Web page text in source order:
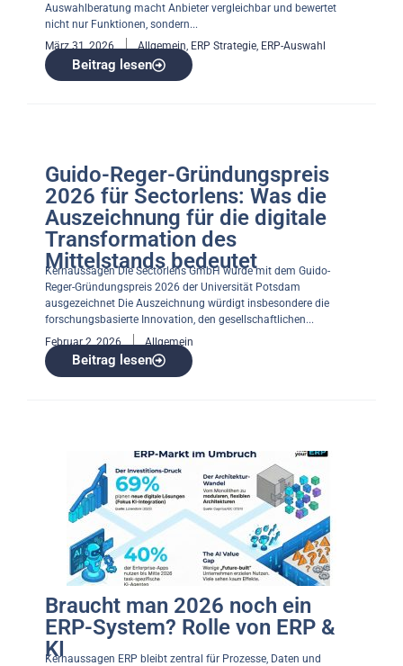
Auswahlberatung macht Anbieter vergleichbar und bewertet
nicht nur Funktionen, sondern...
März 31, 2026
Allgemein, ERP Strategie, ERP-Auswahl
Beitrag lesen
Guido-Reger-Gründungspreis
2026 für Sectorlens: Was die
Auszeichnung für die digitale
Transformation des
Mittelstands bedeutet
Kernaussagen Die Sectorlens GmbH wurde mit dem Guido-
Reger-Gründungspreis 2026 der Universität Potsdam
ausgezeichnet Die Auszeichnung würdigt insbesondere die
forschungsbasierte Innovation, den gesellschaftlichen...
Februar 2, 2026
Allgemein
Beitrag lesen
Braucht man 2026 noch ein
ERP-System? Rolle von ERP &
KI
Kernaussagen ERP bleibt zentral für Prozesse, Daten und